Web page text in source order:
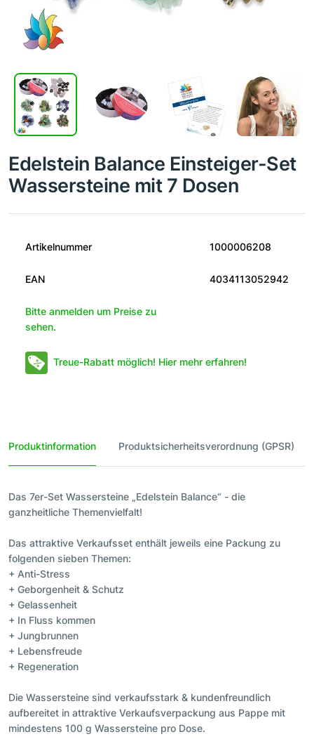
Edelstein Balance Einsteiger-Set
Wassersteine mit 7 Dosen
Artikelnummer 1000006208
EAN 4034113052942
Bitte anmelden um Preise zu
sehen.
Treue-Rabatt möglich! Hier mehr erfahren!
Produktinformation Produktsicherheitsverordnung (GPSR)
Das 7er-Set Wassersteine „Edelstein Balance“ - die
ganzheitliche Themenvielfalt!
Das attraktive Verkaufsset enthält jeweils eine Packung zu
folgenden sieben Themen:
+ Anti-Stress
+ Geborgenheit & Schutz
+ Gelassenheit
+ In Fluss kommen
+ Jungbrunnen
+ Lebensfreude
+ Regeneration
Die Wassersteine sind verkaufsstark & kundenfreundlich
aufbereitet in attraktive Verkaufsverpackung aus Pappe mit
mindestens 100 g Wassersteine pro Dose.